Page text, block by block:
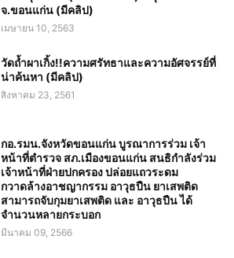
จ.ขอนแก่น (มีคลิป)
เมษายน 10, 2563
วัดถ้ำผาเกิ้ง!!ความศรัทธาและความอัศจรรย์ที่
น่าค้นหา (มีคลิป)
สิงหาคม 23, 2561
กอ.รมน.จังหวัดขอนแก่น บูรณาการร่วม เจ้า
หน้าที่ตำรวจ สภ.เมืองขอนแก่น สนธิกำลังร่วม
เจ้าหน้าที่ฝ่ายปกครอง ปล่อยแถวระดม
กวาดล้างอาชญากรรม อาวุธปืน ยาเสพติด
สามารถจับกุมยาเสพติด และ อาวุธปืน ได้
จำนวนหลายกระบอก
มีนาคม 09, 2566